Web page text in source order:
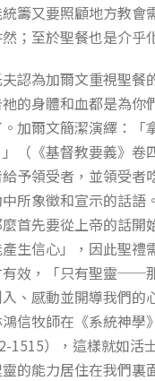
籌又要照顧地方教會
；至於聖餐也是介乎
認為加爾文重視聖餐
的身體和血都是為
加爾文簡潔演繹：「
（《基督教要義》卷
予領受者，並領受者
所象徵和宣示的話語
首先要從上帝的話開
生信心」，因此聖禮
效，「只有聖靈──
、感動並開導我們的
信牧師在《系統神學
1515），這樣就如活
的能力居住在我們裏